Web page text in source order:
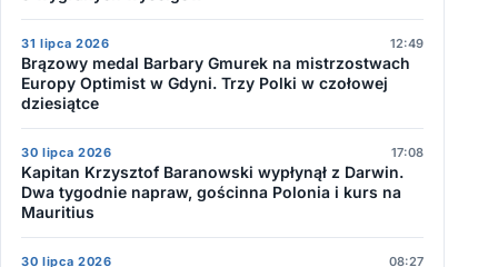
31 lipca 2026 12:49
Brązowy medal Barbary Gmurek na mistrzostwach
Europy Optimist w Gdyni. Trzy Polki w czołowej
dziesiątce
30 lipca 2026 17:08
Kapitan Krzysztof Baranowski wypłynął z Darwin.
Dwa tygodnie napraw, gościnna Polonia i kurs na
Mauritius
30 lipca 2026 08:27